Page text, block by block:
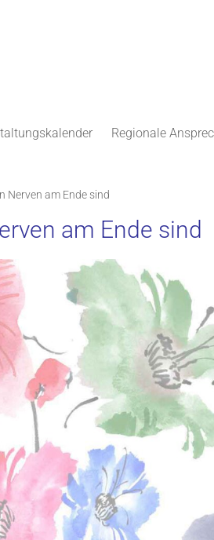
Regionale
Nerven am Ende sind
am Ende sind